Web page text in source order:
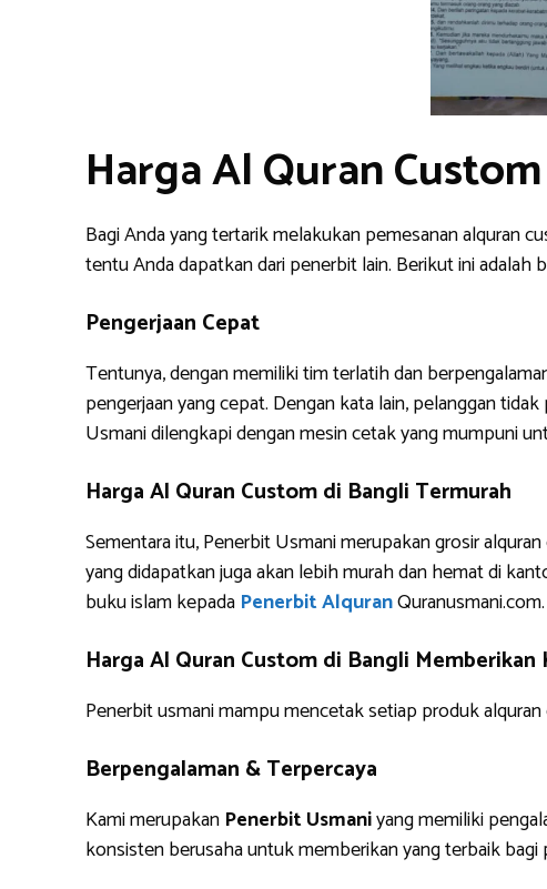
Harga Al Quran
Bagi Anda yang tertarik melakukan pemesanan alquran
tentu Anda dapatkan dari penerbit lain. Berikut ini
Pengerjaan Cepat
Tentunya, dengan memiliki tim terlatih dan
pengerjaan yang cepat. Dengan kata lain, pelanggan
Usmani dilengkapi dengan mesin cetak yang mumpuni
Harga Al Quran Custom di Bangli Termurah
Sementara itu, Penerbit Usmani merupakan grosir
yang didapatkan juga akan lebih murah dan hemat di
buku islam kepada Penerbit AlquranQuranusmani.com.
Harga Al Quran Custom di Bangli
Penerbit usmani mampu mencetak setiap produk
Berpengalaman & Terpercaya
Kami merupakan Penerbit Usmaniyang memiliki
konsisten berusaha untuk memberikan yang terbaik